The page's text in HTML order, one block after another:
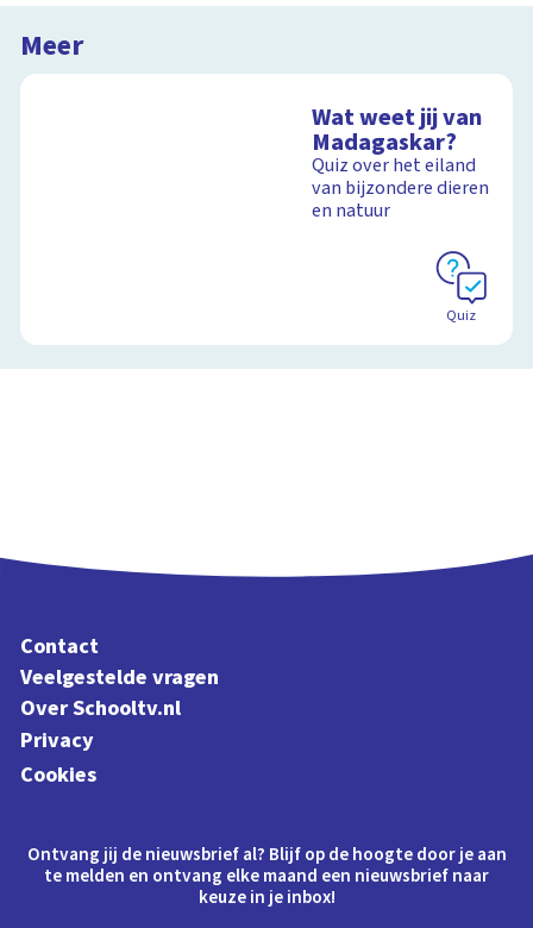
Meer
Wat weet jij van
Madagaskar?
Quiz over het eiland
van bijzondere dieren
en natuur
Quiz
Contact
Veelgestelde vragen
Over Schooltv.nl
Privacy
Cookies
Ontvang jij de nieuwsbrief al? Blijf op de hoogte door je aan
te melden en ontvang elke maand een nieuwsbrief naar
keuze in je inbox!